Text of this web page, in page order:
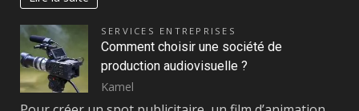
SERVICES ENTREPRISES
Comment choisir une société de
production audiovisuelle ?
Kamel